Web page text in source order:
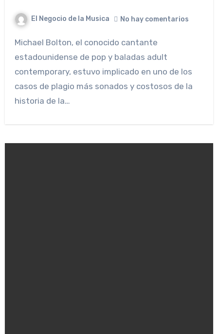
El Negocio de la Musica No hay comentarios
Michael Bolton, el conocido cantante
estadounidense de pop y baladas adult
contemporary, estuvo implicado en uno de los
casos de plagio más sonados y costosos de la
historia de la…